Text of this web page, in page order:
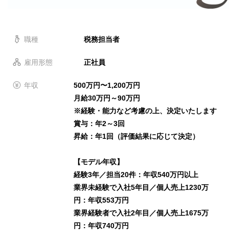
職種 税務担当者
雇用形態 正社員
年収
500万円〜1,200万円
月給30万円～90万円
※経験・能力など考慮の上、決定いたします
賞与：年2～3回
昇給：年1回（評価結果に応じて決定）
【モデル年収】
経験3年／担当20件：年収540万円以上
業界未経験で入社5年目／個人売上1230万
円：年収553万円
業界経験者で入社2年目／個人売上1675万
円：年収740万円